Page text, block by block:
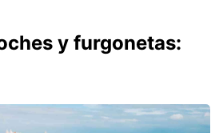
y furgonetas: